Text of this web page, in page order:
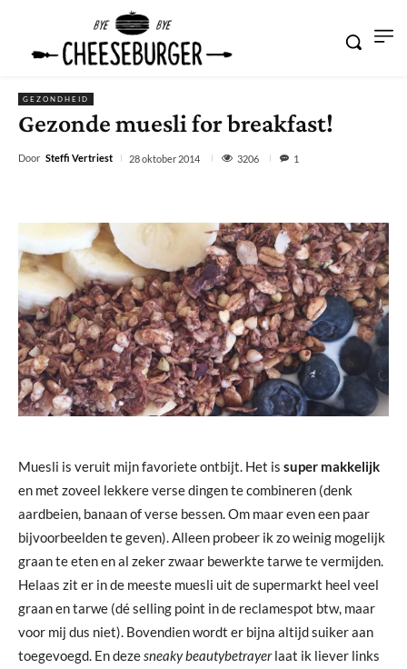
GEZONDHEID
Gezonde muesli for breakfast!
Door Steffi Vertriest 28 oktober 2014 3206 1
Muesli is veruit mijn favoriete ontbijt. Het is super makkelijk
en met zoveel lekkere verse dingen te combineren (denk
aardbeien, banaan of verse bessen. Om maar even een paar
bijvoorbeelden te geven). Alleen probeer ik zo weinig mogelijk
graan te eten en al zeker zwaar bewerkte tarwe te vermijden.
Helaas zit er in de meeste muesli uit de supermarkt heel veel
graan en tarwe (dé selling point in de reclamespot btw, maar
voor mij dus niet). Bovendien wordt er bijna altijd suiker aan
toegevoegd. En dezesneaky beautybetrayerlaat ik liever links